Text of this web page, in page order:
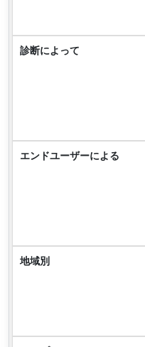
診断によって
エンドユーザーによる
地域別